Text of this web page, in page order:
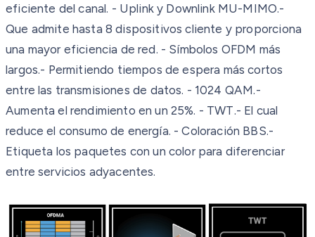
eficiente del canal. - Uplink y Downlink MU-MIMO.-
Que admite hasta 8 dispositivos cliente y proporciona
una mayor eficiencia de red. - Símbolos OFDM más
largos.- Permitiendo tiempos de espera más cortos
entre las transmisiones de datos. - 1024 QAM.-
Aumenta el rendimiento en un 25%. - TWT.- El cual
reduce el consumo de energía. - Coloración BBS.-
Etiqueta los paquetes con un color para diferenciar
entre servicios adyacentes.